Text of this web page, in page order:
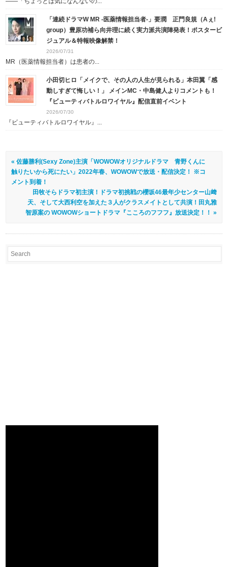
「連続ドラマW MR -医薬情報担当者-」要潤 正門良規（Aぇ!
group）豊原功補ら向井理に続く実力派共演陣発表！ポスタービ
ジュアル＆特報映像解禁！
2026/07/31
MR（医薬情報担当者）は患者の...
小田切ヒロ「メイクで、その人の人生が見られる」本田翼「感
動しすぎて悔しい！」 メインMC・中島健人よりコメントも！
『ビューティバトルロワイヤル』配信直前イベント
2026/07/30
『ビューティバトルロワイヤル』...
« 佐藤勝利(Sexy Zone)主演「WOWOWオリジナルドラマ 青野くんに
触りたいから死にたい」2022年春、WOWOWで放送・配信決定！ ※コ
メント到着！
田牧そらドラマ初主演！ドラマ初挑戦の櫻坂46最年少センター山﨑
天、そして大西利空を加えた３人がクラスメイトとして共演！田丸雅
智原案の WOWOWショートドラマ『こころのフフフ』放送決定！！ »